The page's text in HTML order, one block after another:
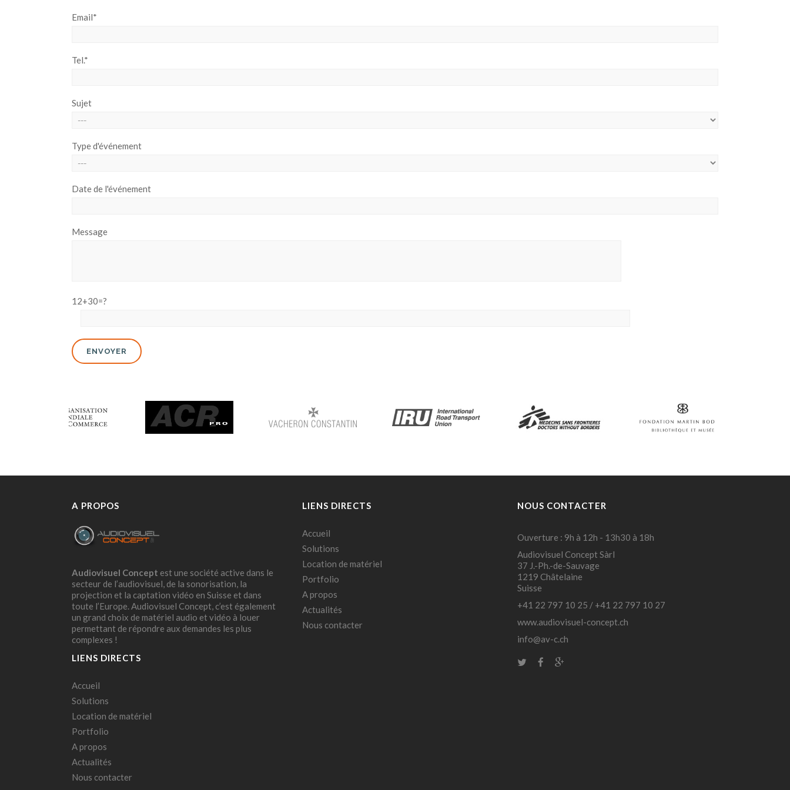
Email*
Tel.*
Sujet
Type d'événement
Date de l'événement
Message
12+30=?
A PROPOS
Audiovisuel Concept est une société active dans le
secteur de l’audiovisuel, de la sonorisation, la
projection et la captation vidéo en Suisse et dans
toute l’Europe. Audiovisuel Concept, c’est également
un grand choix de matériel audio et vidéo à louer
permettant de répondre aux demandes les plus
complexes !
LIENS DIRECTS
Accueil
Solutions
Location de matériel
Portfolio
A propos
Actualités
Nous contacter
LIENS DIRECTS
Accueil
Solutions
Location de matériel
Portfolio
A propos
Actualités
Nous contacter
NOUS CONTACTER
Ouverture : 9h à 12h - 13h30 à 18h
Audiovisuel Concept Sàrl
37 J.-Ph.-de-Sauvage
1219 Châtelaine
Suisse
+41 22 797 10 25 / +41 22 797 10 27
www.audiovisuel-concept.ch
info@av-c.ch